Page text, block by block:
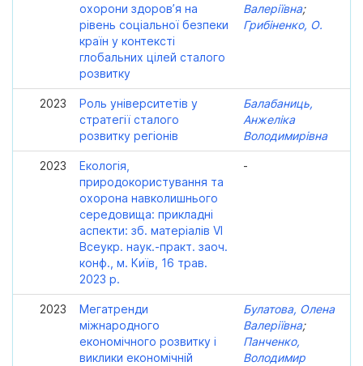
охорони здоров’я на
рівень соціальної безпеки
країн у контексті
глобальних цілей сталого
розвитку
Валеріївна;
Грибіненко, О.
2023
Роль університетів у
стратегії сталого
розвитку регіонів
Балабаниць,
Анжеліка
Володимирівна
2023
Екологія,
природокористування та
охорона навколишнього
середовища: прикладні
аспекти: зб. матеріалів VІ
Всеукр. наук.-практ. заоч.
конф., м. Київ, 16 трав.
2023 р.
-
2023
Мегатренди
міжнародного
економічного розвитку і
виклики економічній
Булатова, Олена
Валеріївна;
Панченко,
Володимир